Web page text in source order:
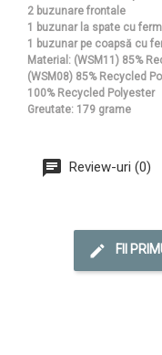
2 buzunare frontale
1 buzunar la spate cu
1 buzunar pe coapsă cu
Material: (WSM11) 85%
(WSM08) 85% Recycled
100% Recycled Polyester
Greutate: 179 grame
Review-uri (0)
FII